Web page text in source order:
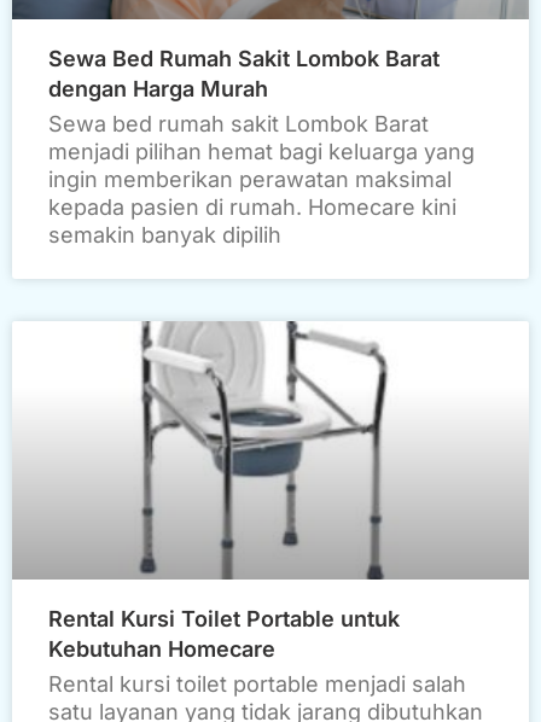
Sewa Bed Rumah Sakit Lombok Barat
dengan Harga Murah
Sewa bed rumah sakit Lombok Barat
menjadi pilihan hemat bagi keluarga yang
ingin memberikan perawatan maksimal
kepada pasien di rumah. Homecare kini
semakin banyak dipilih
Rental Kursi Toilet Portable untuk
Kebutuhan Homecare
Rental kursi toilet portable menjadi salah
satu layanan yang tidak jarang dibutuhkan